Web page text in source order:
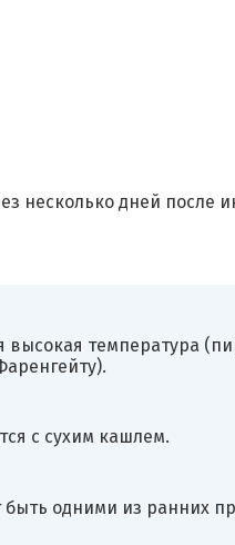
несколько дней после
температура
с сухим кашлем.
быть одними из ранних